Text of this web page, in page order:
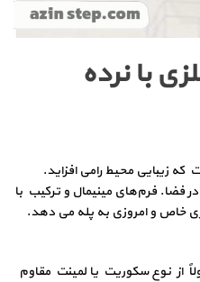
با نرده
که زیبایی محیط رامی افزاید.
فضا. فرم‌های مینیمال و ترکیب با
خاص و امروزی به پله می‌ دهد.
از نوع سکوریت یا لمینت مقاوم